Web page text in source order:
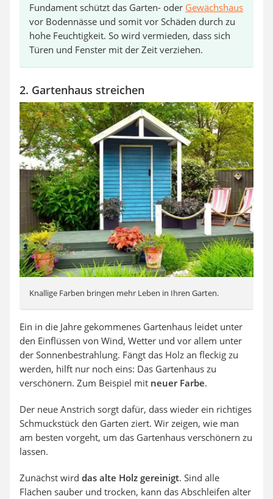
Fundament schützt das Garten- oder Gewächshaus
vor Bodennässe und somit vor Schäden durch zu
hohe Feuchtigkeit. So wird vermieden, dass sich
Türen und Fenster mit der Zeit verziehen.
2. Gartenhaus streichen
Knallige Farben bringen mehr Leben in Ihren Garten.
Ein in die Jahre gekommenes Gartenhaus leidet unter
den Einflüssen von Wind, Wetter und vor allem unter
der Sonnenbestrahlung. Fängt das Holz an fleckig zu
werden, hilft nur noch eins: Das Gartenhaus zu
verschönern. Zum Beispiel mit neuer Farbe.
Der neue Anstrich sorgt dafür, dass wieder ein richtiges
Schmuckstück den Garten ziert. Wir zeigen, wie man
am besten vorgeht, um das Gartenhaus verschönern zu
lassen.
Zunächst wird das alte Holz gereinigt. Sind alle
Flächen sauber und trocken, kann das Abschleifen alter